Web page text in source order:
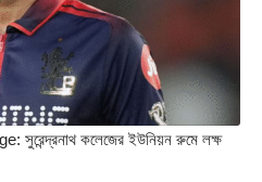
কলেজের ইউনিয়ন রুমে লক্ষ